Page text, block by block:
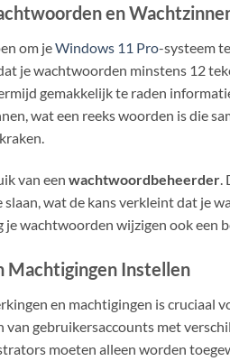
en
om jeWindows 11 Pro-systeem
je wachtwoorden minstens 12
gemakkelijk te raden
wat een reeks woorden is die
van een wachtwoordbeheerder
slaan, wat de kans verkleint dat je
je wachtwoorden wijzigen ook een
Machtigingen Instellen
en machtigingen is cruciaal
gebruikersaccounts met
moeten alleen worden